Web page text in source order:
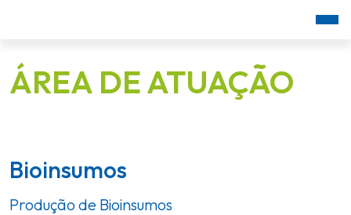
ÁREA DE ATUAÇÃO
Bioinsumos
Produção de Bioinsumos